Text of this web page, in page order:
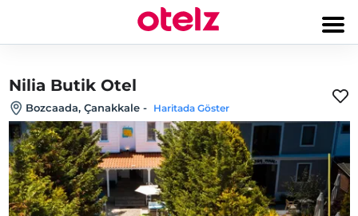
Nilia Butik Otel
Bozcaada, Çanakkale - Haritada Göster